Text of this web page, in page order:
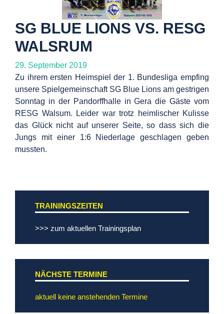
SG BLUE LIONS VS. RESG
WALSRUM
29. September 2019
Zu ihrem ersten Heimspiel der 1. Bundesliga empfing
unsere Spielgemeinschaft SG Blue Lions am gestrigen
Sonntag in der Pandorffhalle in Gera die Gäste vom
RESG Walsum. Leider war trotz heimlischer Kulisse
das Glück nicht auf unserer Seite, so dass sich die
Jungs mit einer 1:6 Niederlage geschlagen geben
mussten.
TRAININGSZEITEN
>>> zum aktuellen Trainingsplan
NÄCHSTE TERMINE
aktuell keine anstehenden Termine